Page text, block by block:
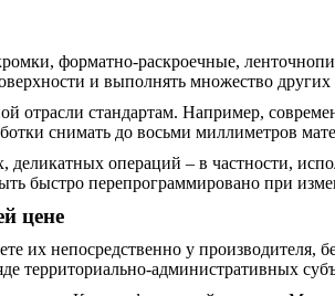
форматно-раскроечные,
и выполнять множество
отрасли стандартам. Например,
снимать до восьми миллиметров
операций – в частности,
быстро перепрограммировано при
цене
их непосредственно у производителя,
территориально-административных